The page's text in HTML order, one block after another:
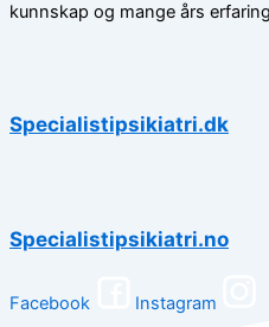
kunnskap og mange års
Specialistipsikiatri.dk
Specialistipsikiatri.no
Facebook Instagram